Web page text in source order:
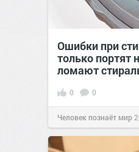
Ошибки при
только портят
ломают
0 0
Человек познаёт мир